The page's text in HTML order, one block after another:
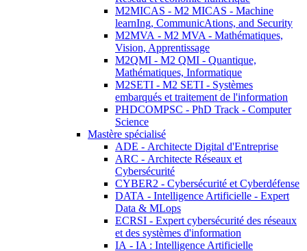
M2MICAS - M2 MICAS - Machine
learnIng, CommunicAtions, and Security
M2MVA - M2 MVA - Mathématiques,
Vision, Apprentissage
M2QMI - M2 QMI - Quantique,
Mathématiques, Informatique
M2SETI - M2 SETI - Systèmes
embarqués et traitement de l'information
PHDCOMPSC - PhD Track - Computer
Science
Mastère spécialisé
ADE - Architecte Digital d'Entreprise
ARC - Architecte Réseaux et
Cybersécurité
CYBER2 - Cybersécurité et Cyberdéfense
DATA - Intelligence Artificielle - Expert
Data & MLops
ECRSI - Expert cybersécurité des réseaux
et des systèmes d'information
IA - IA : Intelligence Artificielle